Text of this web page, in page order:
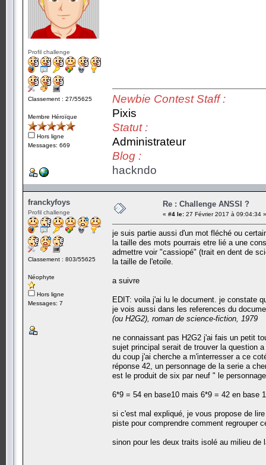
Profil challenge
Classement : 27/55625
Membre Héroïque
Hors ligne
Messages: 669
Newbie Contest Staff :
Pixis
Statut :
Administrateur
Blog :
hackndo
franckyfoys
Profil challenge
Classement : 803/55625
Néophyte
Hors ligne
Messages: 7
Re : Challenge ANSSI ?
« #4 le: 27 Février 2017 à 09:04:34 »
je suis partie aussi d'un mot fléché ou
la taille des mots pourrais etre lié a une
admettre voir "cassiopé" (trait en dent de
la taille de l'etoile.
a suivre
EDIT: voila j'ai lu le document. je constate
je vois aussi dans les references du
(ou H2G2), roman de science-fiction, 1979
ne connaissant pas H2G2 j'ai fais un petit
sujet principal serait de trouver la question
du coup j'ai cherche a m'interresser a ce
réponse 42, un personnage de la serie a
est le produit de six par neuf " le
6*9 = 54 en base10 mais 6*9 = 42 en base
si c'est mal expliqué, je vous propose de
piste pour comprendre comment regrouper
sinon pour les deux traits isolé au milieu de